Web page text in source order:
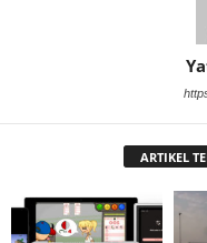
ARTIKEL